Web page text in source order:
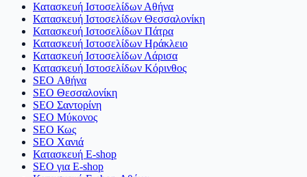
Κατασκευή Ιστοσελίδων Αθήνα
Κατασκευή Ιστοσελίδων Θεσσαλονίκη
Κατασκευή Ιστοσελίδων Πάτρα
Κατασκευή Ιστοσελίδων Ηράκλειο
Κατασκευή Ιστοσελίδων Λάρισα
Κατασκευή Ιστοσελίδων Κόρινθος
SEO Αθήνα
SEO Θεσσαλονίκη
SEO Σαντορίνη
SEO Μύκονος
SEO Κως
SEO Χανιά
Κατασκευή E-shop
SEO για E-shop